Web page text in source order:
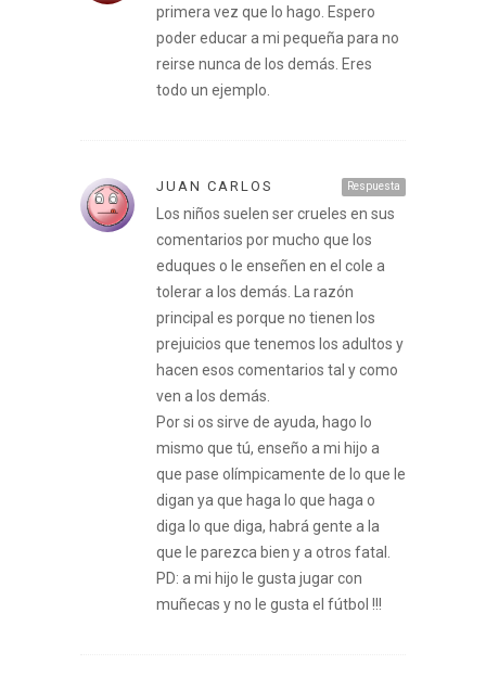
primera vez que lo hago. Espero
poder educar a mi pequeña para no
reirse nunca de los demás. Eres
todo un ejemplo.
Respuesta
JUAN CARLOS
Los niños suelen ser crueles en sus
comentarios por mucho que los
eduques o le enseñen en el cole a
tolerar a los demás. La razón
principal es porque no tienen los
prejuicios que tenemos los adultos y
hacen esos comentarios tal y como
ven a los demás.
Por si os sirve de ayuda, hago lo
mismo que tú, enseño a mi hijo a
que pase olímpicamente de lo que le
digan ya que haga lo que haga o
diga lo que diga, habrá gente a la
que le parezca bien y a otros fatal.
PD: a mi hijo le gusta jugar con
muñecas y no le gusta el fútbol !!!